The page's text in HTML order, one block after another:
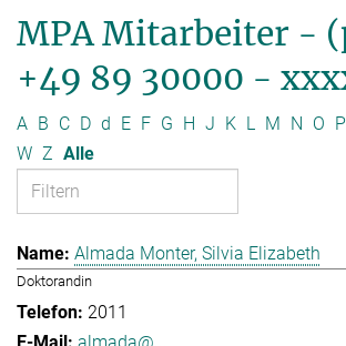
MPA Mitarbeiter -
+49 89 30000 -
A B C D d E F G H J K L M N O P
W Z Alle
Almada Monter, Silvia Elizabeth
Doktorandin
2011